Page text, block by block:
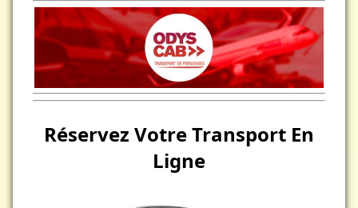
Réservez Votre Transport En
Ligne